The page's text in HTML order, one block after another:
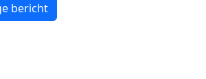
bericht